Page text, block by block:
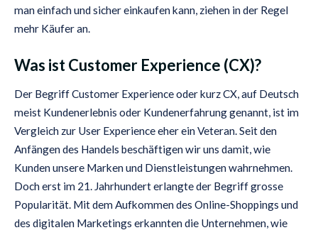
man einfach und sicher einkaufen kann, ziehen in der Regel
mehr Käufer an.
Was ist Customer Experience (CX)?
Der Begriff Customer Experience oder kurz CX, auf Deutsch
meist Kundenerlebnis oder Kundenerfahrung genannt, ist im
Vergleich zur User Experience eher ein Veteran. Seit den
Anfängen des Handels beschäftigen wir uns damit, wie
Kunden unsere Marken und Dienstleistungen wahrnehmen.
Doch erst im 21. Jahrhundert erlangte der Begriff grosse
Popularität. Mit dem Aufkommen des Online-Shoppings und
des digitalen Marketings erkannten die Unternehmen, wie